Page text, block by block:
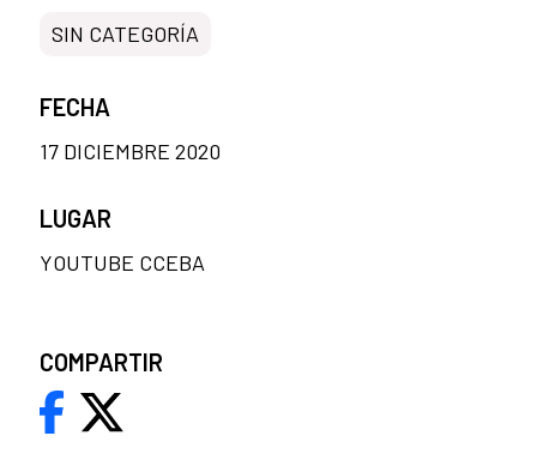
SIN CATEGORÍA
FECHA
17 DICIEMBRE 2020
LUGAR
YOUTUBE CCEBA
COMPARTIR